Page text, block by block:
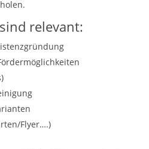
relevant:
Flyer….)